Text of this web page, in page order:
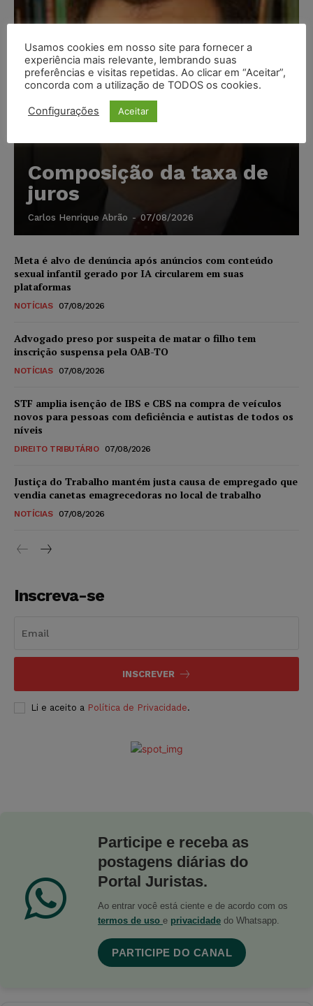
Composição da taxa de
juros
Carlos Henrique Abrão - 07/08/2026
Meta é alvo de denúncia após anúncios com conteúdo
sexual infantil gerado por IA circularem em suas
plataformas
NOTÍCIAS 07/08/2026
Advogado preso por suspeita de matar o filho tem
inscrição suspensa pela OAB-TO
NOTÍCIAS 07/08/2026
STF amplia isenção de IBS e CBS na compra de veículos
novos para pessoas com deficiência e autistas de todos os
níveis
DIREITO TRIBUTÁRIO 07/08/2026
Justiça do Trabalho mantém justa causa de empregado que
vendia canetas emagrecedoras no local de trabalho
NOTÍCIAS 07/08/2026
Inscreva-se
INSCREVER
Li e aceito a Política de Privacidade.
Participe e receba as
postagens diárias do
Portal Juristas.
Ao entrar você está ciente e de acordo com os
termos de uso e privacidade do Whatsapp.
PARTICIPE DO CANAL
Usamos cookies em nosso site para fornecer a
experiência mais relevante, lembrando suas
preferências e visitas repetidas. Ao clicar em “Aceitar”,
concorda com a utilização de TODOS os cookies.
Configurações Aceitar